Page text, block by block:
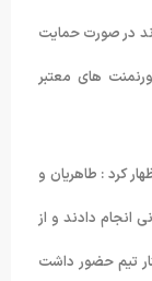
در صورت حمایت
های معتبر
کرد : طاهریان و
انجام دادند و از
تیم حضور داشت